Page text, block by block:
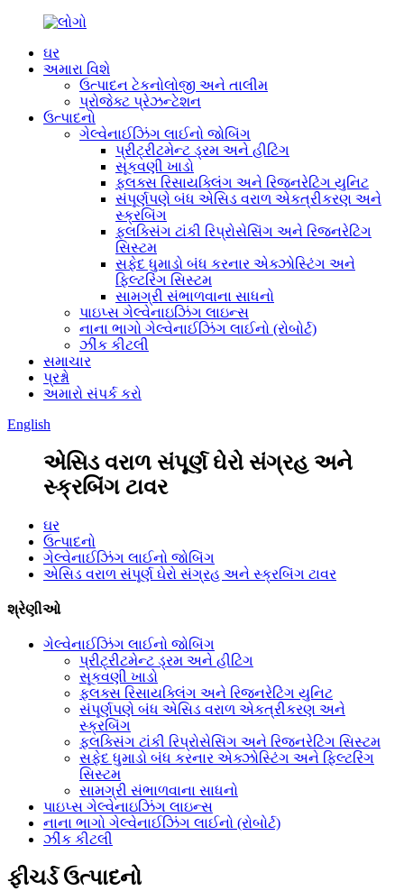
ઘર
અમારા વિશે
ઉત્પાદન ટેકનોલોજી અને તાલીમ
પ્રોજેક્ટ પ્રેઝન્ટેશન
ઉત્પાદનો
ગેલ્વેનાઈઝિંગ લાઈનો જોબિંગ
પ્રીટ્રીટમેન્ટ ડ્રમ અને હીટિંગ
સૂકવણી ખાડો
ફ્લક્સ રિસાયક્લિંગ અને રિજનરેટિંગ યુનિટ
સંપૂર્ણપણે બંધ એસિડ વરાળ એકત્રીકરણ અને
સ્ક્રબિંગ
ફ્લક્સિંગ ટાંકી રિપ્રોસેસિંગ અને રિજનરેટિંગ
સિસ્ટમ
સફેદ ધુમાડો બંધ કરનાર એક્ઝોસ્ટિંગ અને
ફિલ્ટરિંગ સિસ્ટમ
સામગ્રી સંભાળવાના સાધનો
પાઇપ્સ ગેલ્વેનાઇઝિંગ લાઇન્સ
નાના ભાગો ગેલ્વેનાઈઝિંગ લાઈનો (રોબોર્ટ)
ઝીંક કીટલી
સમાચાર
પ્રશ્નો
અમારો સંપર્ક કરો
English
એસિડ વરાળ સંપૂર્ણ ઘેરો સંગ્રહ અને
સ્ક્રબિંગ ટાવર
ઘર
ઉત્પાદનો
ગેલ્વેનાઈઝિંગ લાઈનો જોબિંગ
એસિડ વરાળ સંપૂર્ણ ઘેરો સંગ્રહ અને સ્ક્રબિંગ ટાવર
શ્રેણીઓ
ગેલ્વેનાઈઝિંગ લાઈનો જોબિંગ
પ્રીટ્રીટમેન્ટ ડ્રમ અને હીટિંગ
સૂકવણી ખાડો
ફ્લક્સ રિસાયક્લિંગ અને રિજનરેટિંગ યુનિટ
સંપૂર્ણપણે બંધ એસિડ વરાળ એકત્રીકરણ અને
સ્ક્રબિંગ
ફ્લક્સિંગ ટાંકી રિપ્રોસેસિંગ અને રિજનરેટિંગ સિસ્ટમ
સફેદ ધુમાડો બંધ કરનાર એક્ઝોસ્ટિંગ અને ફિલ્ટરિંગ
સિસ્ટમ
સામગ્રી સંભાળવાના સાધનો
પાઇપ્સ ગેલ્વેનાઇઝિંગ લાઇન્સ
નાના ભાગો ગેલ્વેનાઈઝિંગ લાઈનો (રોબોર્ટ)
ઝીંક કીટલી
ફીચર્ડ ઉત્પાદનો